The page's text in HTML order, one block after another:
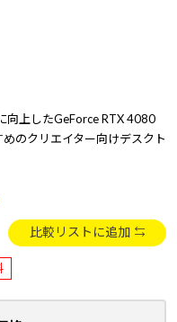
向上したGeForce RTX 4080
のクリエイター向けデスクト
比較リストに追加